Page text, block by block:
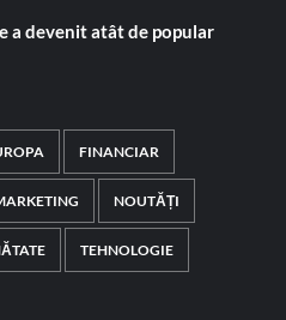
a devenit atât de popular
FINANCIAR
NOUTĂȚI
TEHNOLOGIE